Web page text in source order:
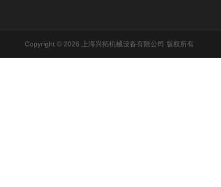
Copyright © 2026 上海兴拓机械设备有限公司 版权所有